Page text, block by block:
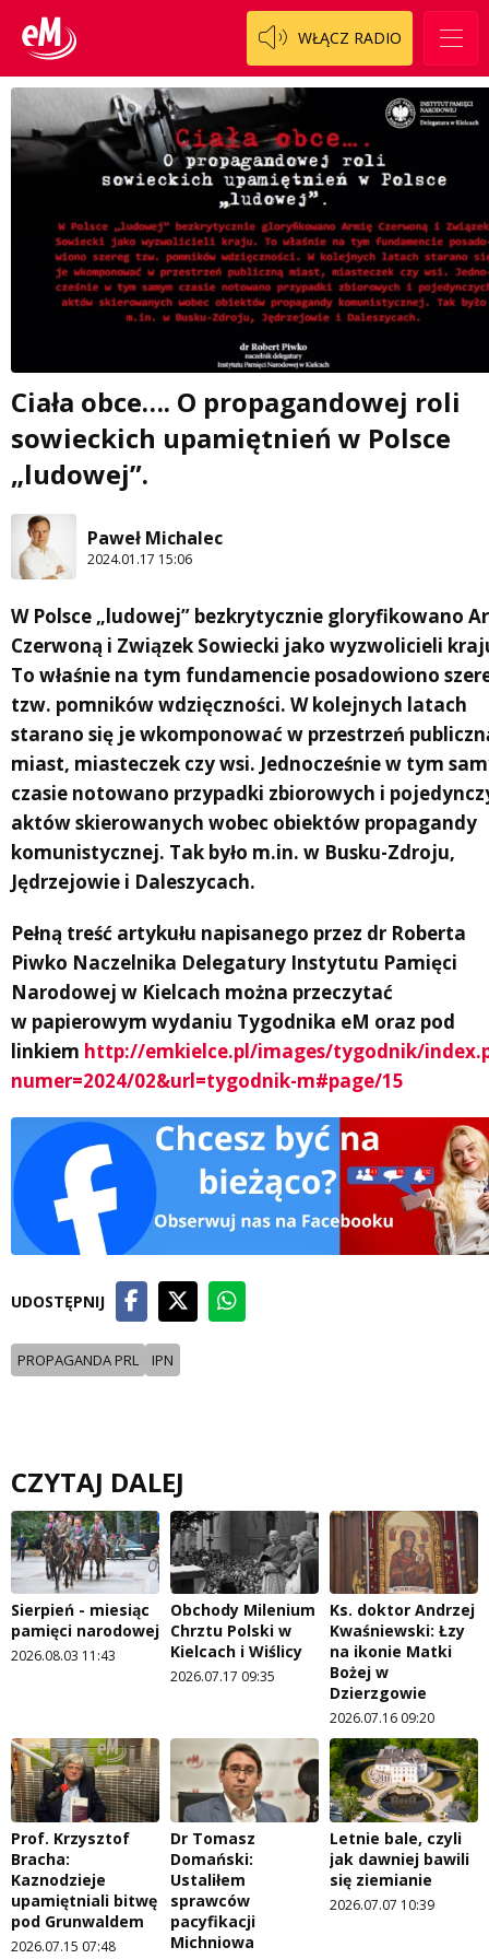
WŁĄCZ RADIO
Ciała obce…. O propagandowej roli
sowieckich upamiętnień w Polsce
„ludowej”.
Paweł Michalec
2024.01.17 15:06
W Polsce „ludowej” bezkrytycznie gloryfikowano
Czerwoną i Związek Sowiecki jako wyzwolicieli
To właśnie na tym fundamencie posadowiono
tzw. pomników wdzięczności. W kolejnych latach
starano się je wkomponować w przestrzeń
miast, miasteczek czy wsi. Jednocześnie w tym
czasie notowano przypadki zbiorowych i
aktów skierowanych wobec obiektów propagandy
komunistycznej. Tak było m.in. w Busku-Zdroju,
Jędrzejowie i Daleszycach.
Pełną treść artykułu napisanego przez dr Roberta
Piwko Naczelnika Delegatury Instytutu Pamięci
Narodowej w Kielcach można przeczytać
w papierowym wydaniu Tygodnika eM oraz pod
linkiem http://emkielce.pl/images/tygodnik/
numer=2024/02&url=tygodnik-m#page/15
UDOSTĘPNIJ
PROPAGANDA PRL IPN
CZYTAJ DALEJ
Sierpień - miesiąc
pamięci narodowej
2026.08.03 11:43
Obchody Milenium
Chrztu Polski w
Kielcach i Wiślicy
2026.07.17 09:35
Ks. doktor Andrzej
Kwaśniewski: Łzy
na ikonie Matki
Bożej w
Dzierzgowie
2026.07.16 09:20
Prof. Krzysztof
Bracha:
Kaznodzieje
upamiętniali bitwę
pod Grunwaldem
2026.07.15 07:48
Dr Tomasz
Domański:
Ustaliłem
sprawców
pacyfikacji
Michniowa
Letnie bale, czyli
jak dawniej bawili
się ziemianie
2026.07.07 10:39